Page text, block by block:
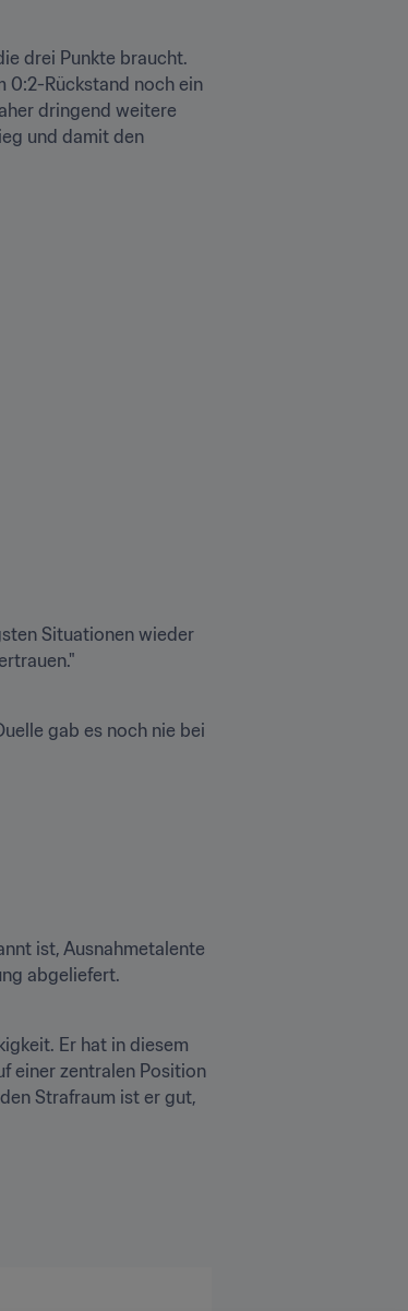
drei Punkte braucht.
0:2-Rückstand noch ein
dringend weitere
und damit den
Situationen wieder
gab es noch nie bei
ist, Ausnahmetalente
abgeliefert.
Er hat in diesem
einer zentralen Position
Strafraum ist er gut,